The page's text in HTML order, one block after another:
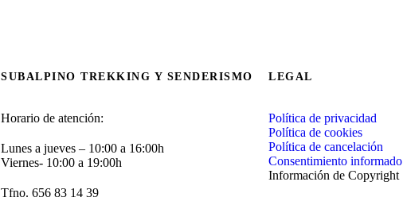
SUBALPINO TREKKING Y SENDERISMO
Horario de atención:
Lunes a jueves – 10:00 a 16:00h
Viernes- 10:00 a 19:00h
Tfno. 656 83 14 39
LEGAL
Política de privacidad
Política de cookies
Política de cancelación
Consentimiento informado
Información de Copyright